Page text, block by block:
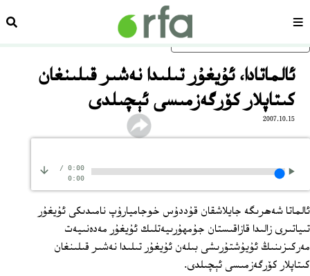
ئاساسلىق مەزمۇنغا ئاتلاڭسەھىپە
ئالماتادا، ئۇيغۇر تىلىدا نەشىر قىلىنغان
كىتاپلار كۆرگەزمىسى ئېچىلدى
2007.10.15
0:00
/
0:00
ئالماتا شەھرىگە جايلاشقان قۇددۇس خوجاميارۇپ نامىدىكى ئۇيغۇر
تىياتىرى زالىدا قازاقىستان جۇمھۇرىيەتلىك ئۇيغۇر مەدەنىيەت
مەركىزىنىڭ ئۇيۇشتۇرىشى بىلەن ئۇيغۇر تىلىدا نەشىر قىلىنغان
كىتاپلار كۆرگەزمىسى ئېچىلدى.